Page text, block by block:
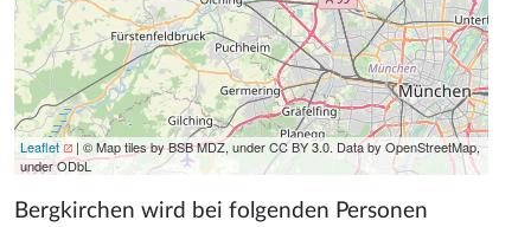
Leaflet
| © Map tiles by BSB MDZ, under CC BY 3.0. Data by OpenStreetMap,
under ODbL
Bergkirchen wird bei folgenden Personen